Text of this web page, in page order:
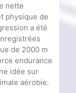
nette
physique de
a été
de 2000 m
endurance
idée sur
aérobie.